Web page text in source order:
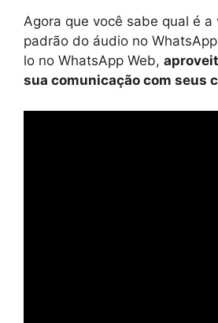
Agora que você sabe qual é a
padrão do áudio no
lo no WhatsApp Web,
sua comunicação com seus